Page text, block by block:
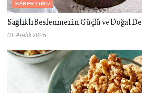
HABER TURU
Sağlıklı Beslenmenin Güçlü ve Doğal
01 Aralık 2025